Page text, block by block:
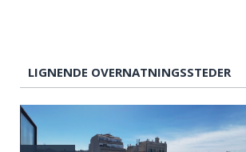
LIGNENDE OVERNATNINGSSTEDER